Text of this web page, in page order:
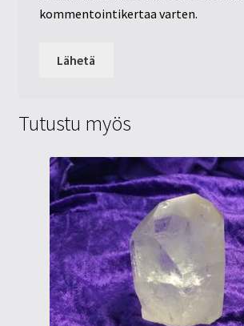
kommentointikertaa varten.
Tutustu myös